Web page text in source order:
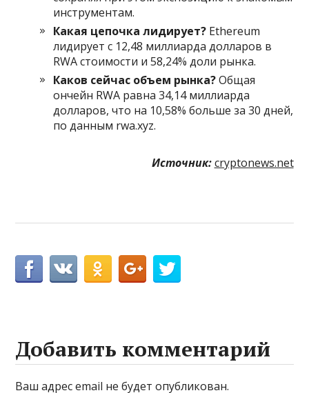
инструментам.
Какая цепочка лидирует? Ethereum
лидирует с 12,48 миллиарда долларов в
RWA стоимости и 58,24% доли рынка.
Каков сейчас объем рынка?Общая
ончейн RWA равна 34,14 миллиарда
долларов, что на 10,58% больше за 30 дней,
по данным rwa.xyz.
Источник: cryptonews.net
Добавить комментарий
Ваш адрес email не будет опубликован.